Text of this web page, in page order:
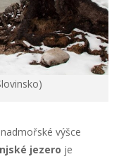
výšce
jezero je